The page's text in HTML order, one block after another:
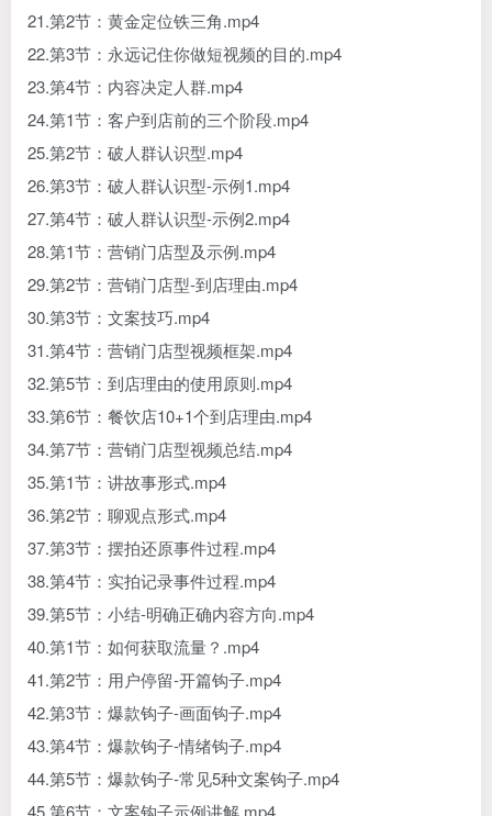
21.第2节：黄金定位铁三角.mp4
22.第3节：永远记住你做短视频的目的.mp4
23.第4节：内容决定人群.mp4
24.第1节：客户到店前的三个阶段.mp4
25.第2节：破人群认识型.mp4
26.第3节：破人群认识型-示例1.mp4
27.第4节：破人群认识型-示例2.mp4
28.第1节：营销门店型及示例.mp4
29.第2节：营销门店型-到店理由.mp4
30.第3节：文案技巧.mp4
31.第4节：营销门店型视频框架.mp4
32.第5节：到店理由的使用原则.mp4
33.第6节：餐饮店10+1个到店理由.mp4
34.第7节：营销门店型视频总结.mp4
35.第1节：讲故事形式.mp4
36.第2节：聊观点形式.mp4
37.第3节：摆拍还原事件过程.mp4
38.第4节：实拍记录事件过程.mp4
39.第5节：小结-明确正确内容方向.mp4
40.第1节：如何获取流量？.mp4
41.第2节：用户停留-开篇钩子.mp4
42.第3节：爆款钩子-画面钩子.mp4
43.第4节：爆款钩子-情绪钩子.mp4
44.第5节：爆款钩子-常见5种文案钩子.mp4
45.第6节：文案钩子示例讲解.mp4